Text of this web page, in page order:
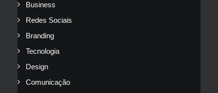
Business
Redes Sociais
Branding
Tecnologia
Design
Comunicação